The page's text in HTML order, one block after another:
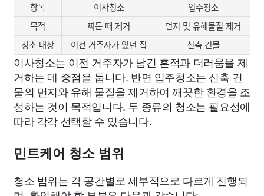
항목 이사청소
입주청소
목적
찌든 때 제거
먼지 및 유해물질 제거
청소 대상
이전 거주자가 있던 집 신축 건물
이사청소는 이전 거주자가 남긴 흔적과 더러움을 제
거하는 데 중점을 둡니다. 반면 입주청소는 신축 건
물의 먼지와 유해 물질을 제거하여 깨끗한 환경을 조
성하는 것이 목적입니다. 두 종류의 청소는 필요성에
따라 각각 선택할 수 있습니다.
민트케어 청소 범위
청소 범위는 각 공간별로 세부적으로 다르게 진행되